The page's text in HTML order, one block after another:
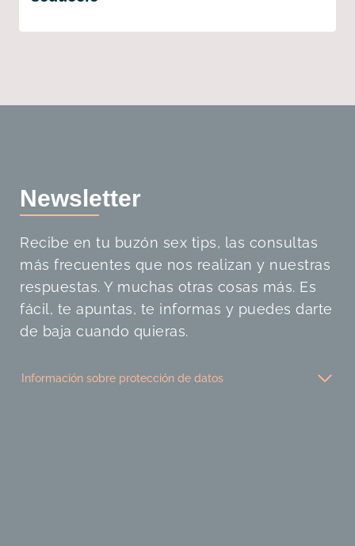
Newsletter
Recibe en tu buzón sex tips, las consultas
más frecuentes que nos realizan y nuestras
respuestas. Y muchas otras cosas más. Es
fácil, te apuntas, te informas y puedes darte
de baja cuando quieras.
Información sobre protección de datos